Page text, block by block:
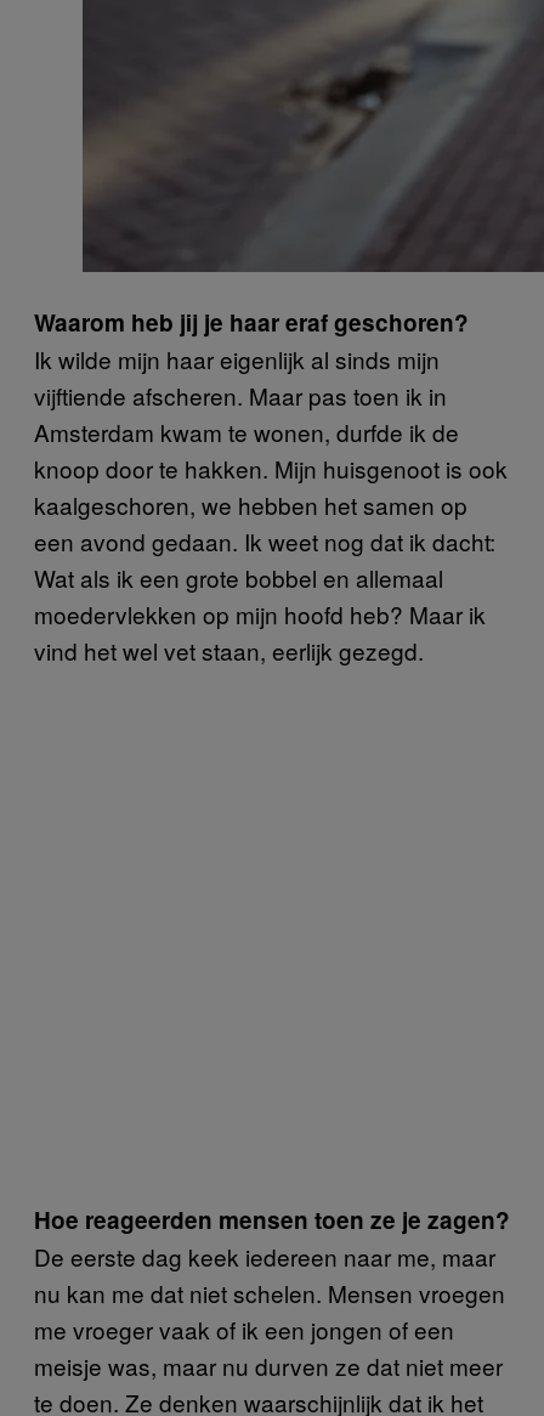
Waarom heb jij je haar eraf geschoren?
Ik wilde mijn haar eigenlijk al sinds mijn
vijftiende afscheren. Maar pas toen ik in
Amsterdam kwam te wonen, durfde ik de
knoop door te hakken. Mijn huisgenoot is ook
kaalgeschoren, we hebben het samen op
een avond gedaan. Ik weet nog dat ik dacht:
Wat als ik een grote bobbel en allemaal
moedervlekken op mijn hoofd heb? Maar ik
vind het wel vet staan, eerlijk gezegd.
Hoe reageerden mensen toen ze je zagen?
De eerste dag keek iedereen naar me, maar
nu kan me dat niet schelen. Mensen vroegen
me vroeger vaak of ik een jongen of een
meisje was, maar nu durven ze dat niet meer
te doen. Ze denken waarschijnlijk dat ik het